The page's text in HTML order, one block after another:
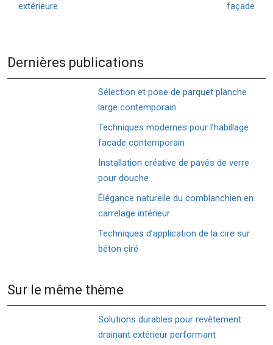
extérieure
façade
Dernières publications
Sélection et pose de parquet planche
large contemporain
Techniques modernes pour l’habillage
facade contemporain
Installation créative de pavés de verre
pour douche
Élégance naturelle du comblanchien en
carrelage intérieur
Techniques d’application de la cire sur
béton ciré
Sur le même thème
Solutions durables pour revêtement
drainant extérieur performant